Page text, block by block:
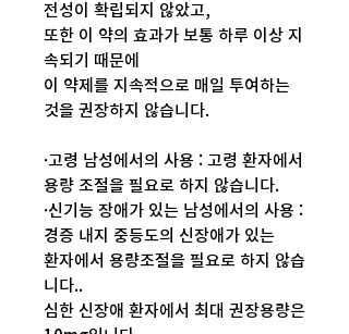
전성이 확립되지 않았고,
또한 이 약의 효과가 보통 하루 이상 지
속되기 때문에
이 약제를 지속적으로 매일 투여하는
것을 권장하지 않습니다.
·고령 남성에서의 사용 : 고령 환자에서
용량 조절을 필요로 하지 않습니다.
·신기능 장애가 있는 남성에서의 사용 :
경증 내지 중등도의 신장애가 있는
환자에서 용량조절을 필요로 하지 않습
니다..
심한 신장애 환자에서 최대 권장용량은